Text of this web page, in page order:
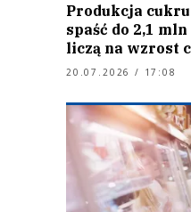
Produkcja
spaść do 2,1
liczą na wzrost
20.07.2026 / 17:08